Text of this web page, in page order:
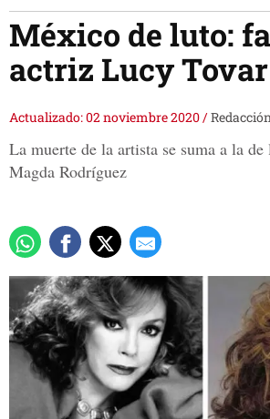
México de luto:
actriz Lucy Tovar
Actualizado: 02 noviembre 2020/
La muerte de la artista se suma a la
Magda Rodríguez